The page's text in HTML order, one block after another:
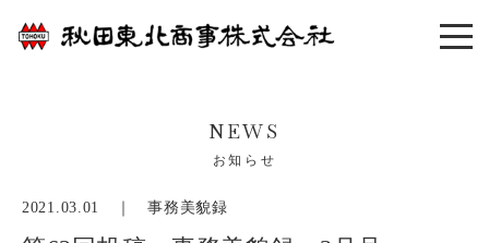
NEWS
お知らせ
2021.03.01 ｜事務美貌録